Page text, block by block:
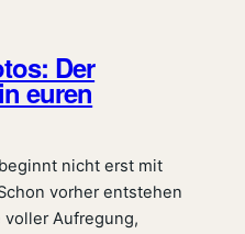
Der
euren
nicht erst mit
vorher entstehen
Aufregung,